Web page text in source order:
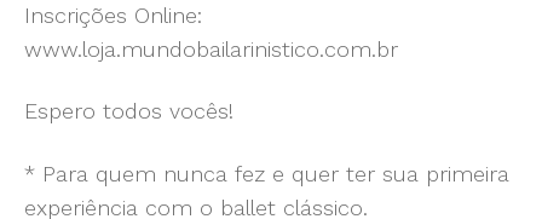
Inscrições Online:
www.loja.mundobailarinistico.com.br
Espero todos vocês!
* Para quem nunca fez e quer ter sua primeira
experiência com o ballet clássico.